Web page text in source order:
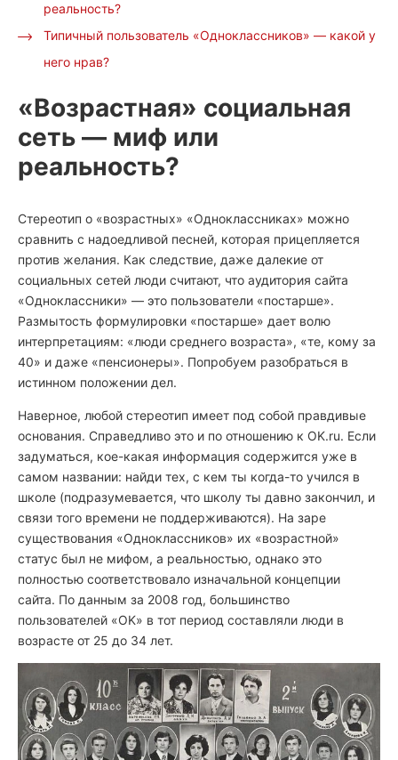
реальность?
Типичный пользователь «Одноклассников» — какой у
него нрав?
«Возрастная» социальная
сеть — миф или
реальность?
Стереотип о «возрастных» «Одноклассниках» можно
сравнить с надоедливой песней, которая прицепляется
против желания. Как следствие, даже далекие от
социальных сетей люди считают, что аудитория сайта
«Одноклассники» — это пользователи «постарше».
Размытость формулировки «постарше» дает волю
интерпретациям: «люди среднего возраста», «те, кому за
40» и даже «пенсионеры». Попробуем разобраться в
истинном положении дел.
Наверное, любой стереотип имеет под собой правдивые
основания. Справедливо это и по отношению к OK.ru. Если
задуматься, кое-какая информация содержится уже в
самом названии: найди тех, с кем ты когда-то учился в
школе (подразумевается, что школу ты давно закончил, и
связи того времени не поддерживаются). На заре
существования «Одноклассников» их «возрастной»
статус был не мифом, а реальностью, однако это
полностью соответствовало изначальной концепции
сайта. По данным за 2008 год, большинство
пользователей «OK» в тот период составляли люди в
возрасте от 25 до 34 лет.